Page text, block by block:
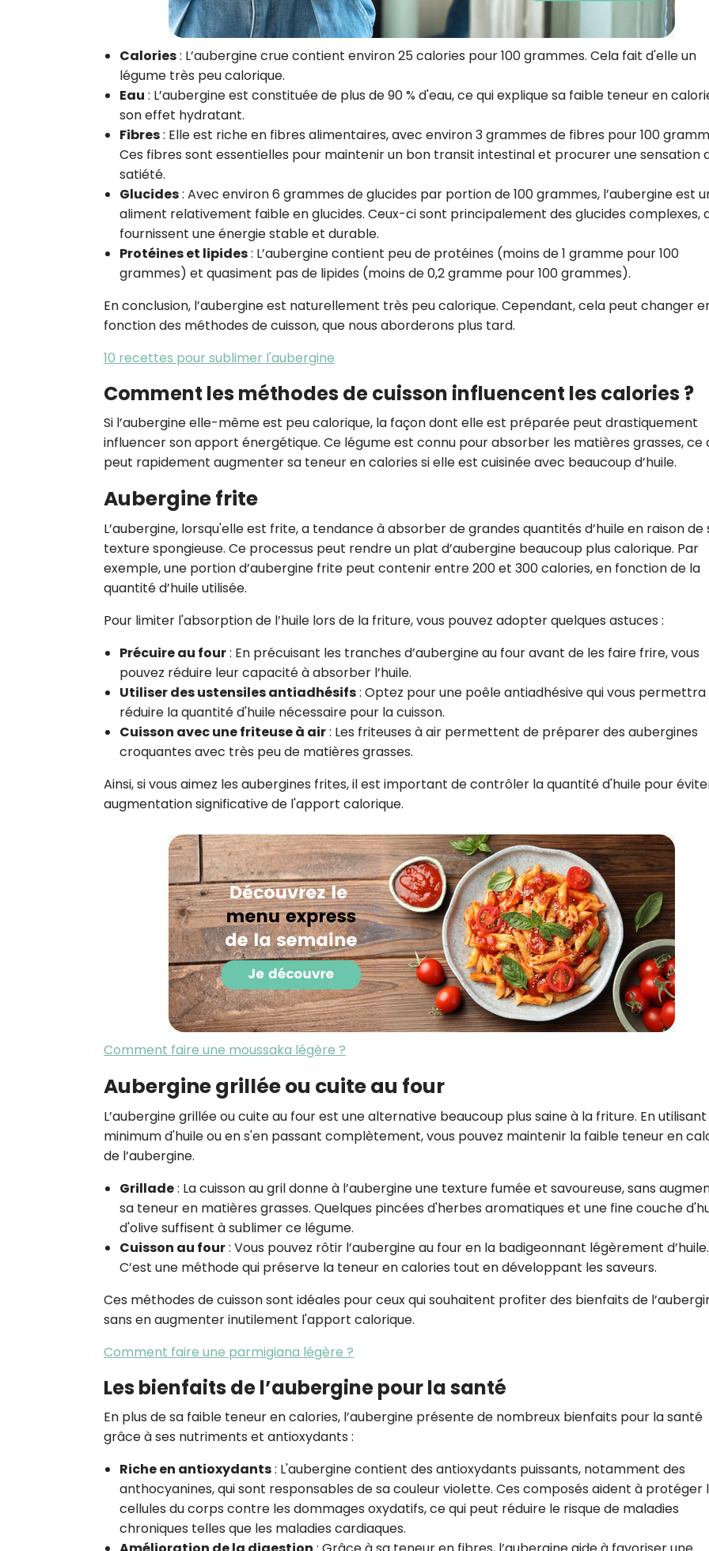
Calories: L’aubergine crue contient environ 25 calories pour 100 grammes. Cela fait d'elle un
légume très peu calorique.
Eau : L’aubergine est constituée de plus de 90 % d'eau, ce qui explique sa faible teneur en
son effet hydratant.
Fibres: Elle est riche en fibres alimentaires, avec environ 3 grammes de fibres pour 100
Ces fibres sont essentielles pour maintenir un bon transit intestinal et procurer une sensation
satiété.
Glucides: Avec environ 6 grammes de glucides par portion de 100 grammes, l’aubergine est
aliment relativement faible en glucides. Ceux-ci sont principalement des glucides complexes,
fournissent une énergie stable et durable.
Protéines et lipides: L’aubergine contient peu de protéines (moins de 1 gramme pour 100
grammes) et quasiment pas de lipides (moins de 0,2 gramme pour 100 grammes).
En conclusion, l’aubergine est naturellement très peu calorique. Cependant, cela peut changer
fonction des méthodes de cuisson, que nous aborderons plus tard.
10 recettes pour sublimer l'aubergine
Comment les méthodes de cuisson influencent les calories ?
Si l’aubergine elle-même est peu calorique, la façon dont elle est préparée peut drastiquement
influencer son apport énergétique. Ce légume est connu pour absorber les matières grasses, ce
peut rapidement augmenter sa teneur en calories si elle est cuisinée avec beaucoup d’huile.
Aubergine frite
L’aubergine, lorsqu'elle est frite, a tendance à absorber de grandes quantités d’huile en raison de
texture spongieuse. Ce processus peut rendre un plat d’aubergine beaucoup plus calorique. Par
exemple, une portion d’aubergine frite peut contenir entre 200 et 300 calories, en fonction de la
quantité d’huile utilisée.
Pour limiter l'absorption de l’huile lors de la friture, vous pouvez adopter quelques astuces :
Précuire au four: En précuisant les tranches d’aubergine au four avant de les faire frire, vous
pouvez réduire leur capacité à absorber l’huile.
Utiliser des ustensiles antiadhésifs: Optez pour une poêle antiadhésive qui vous permettra
réduire la quantité d'huile nécessaire pour la cuisson.
Cuisson avec une friteuse à air: Les friteuses à air permettent de préparer des aubergines
croquantes avec très peu de matières grasses.
Ainsi, si vous aimez les aubergines frites, il est important de contrôler la quantité d'huile pour
augmentation significative de l'apport calorique.
Comment faire une moussaka légère ?
Aubergine grillée ou cuite au four
L’aubergine grillée ou cuite au four est une alternative beaucoup plus saine à la friture. En
minimum d'huile ou en s'en passant complètement, vous pouvez maintenir la faible teneur en
de l’aubergine.
Grillade: La cuisson au gril donne à l’aubergine une texture fumée et savoureuse, sans
sa teneur en matières grasses. Quelques pincées d'herbes aromatiques et une fine couche
d'olive suffisent à sublimer ce légume.
Cuisson au four: Vous pouvez rôtir l’aubergine au four en la badigeonnant légèrement d’huile.
C’est une méthode qui préserve la teneur en calories tout en développant les saveurs.
Ces méthodes de cuisson sont idéales pour ceux qui souhaitent profiter des bienfaits de
sans en augmenter inutilement l'apport calorique.
Comment faire une parmigiana légère ?
Les bienfaits de l’aubergine pour la santé
En plus de sa faible teneur en calories, l’aubergine présente de nombreux bienfaits pour la santé
grâce à ses nutriments et antioxydants :
Riche en antioxydants: L'aubergine contient des antioxydants puissants, notamment des
anthocyanines, qui sont responsables de sa couleur violette. Ces composés aident à protéger
cellules du corps contre les dommages oxydatifs, ce qui peut réduire le risque de maladies
chroniques telles que les maladies cardiaques.
Recevez
recettes inédites de
!
Ainsi que la newsletter
CROQ.
Je consens à ce que la société
des courriels pour mesurer et
performances des campagnes.
pourrons savoir si vous ouvrez les
des informations sur le terminal
envoyer votre newsletter contenant des offres
personnalisées. Vous pourrez vous désinscrire en
désabonnement intégré dans la newsletter. Pour en
exercer vos droits, prenez connaissance de notreCharte